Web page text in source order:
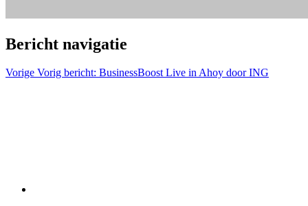
Bericht navigatie
Vorige Vorig bericht: BusinessBoost Live in Ahoy door ING